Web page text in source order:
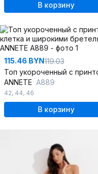
В корзину
115.46 BYN119.03
ANNETE A889
42, 44, 46
В корзину